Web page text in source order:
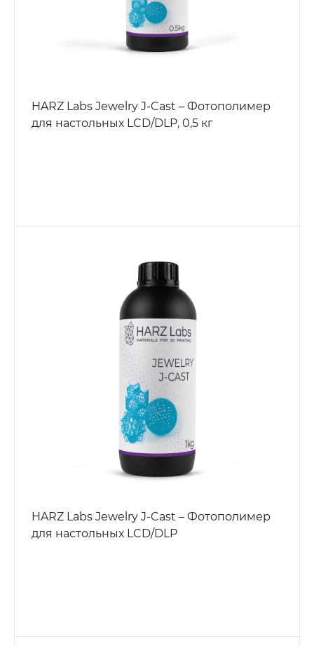
HARZ Labs Jewelry J-Cast – Фотополимер
для настольных LCD/DLP, 0,5 кг
HARZ Labs Jewelry J-Cast – Фотополимер
для настольных LCD/DLP